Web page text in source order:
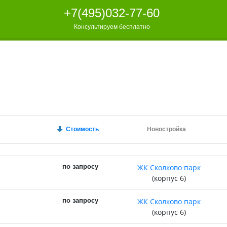
+7(495)032-77-60
Консультируем бесплатно
+7(495)032-77-60
Консультируем бесплатно
Стоимость Новостройка
по запросу
ЖК Сколково парк
(корпус 6)
по запросу
ЖК Сколково парк
(корпус 6)